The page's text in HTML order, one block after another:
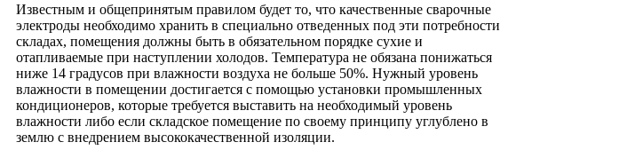
Известным и общепринятым правилом будет то, что качественные сварочные
электроды необходимо хранить в специально отведенных под эти потребности
складах, помещения должны быть в обязательном порядке сухие и
отапливаемые при наступлении холодов. Температура не обязана понижаться
ниже 14 градусов при влажности воздуха не больше 50%. Нужный уровень
влажности в помещении достигается с помощью установки промышленных
кондиционеров, которые требуется выставить на необходимый уровень
влажности либо если складское помещение по своему принципу углублено в
землю с внедрением высококачественной изоляции.